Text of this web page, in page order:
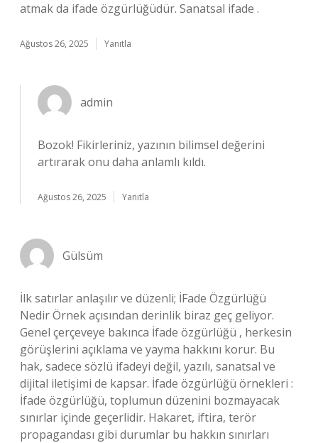
atmak da ifade özgürlüğüdür. Sanatsal ifade .
Ağustos 26, 2025 Yanıtla
admin
Bozok! Fikirleriniz, yazının bilimsel değerini
artırarak onu daha anlamlı kıldı.
Ağustos 26, 2025 Yanıtla
Gülsüm
İlk satırlar anlaşılır ve düzenli; İFade Özgürlüğü
Nedir Örnek açısından derinlik biraz geç geliyor.
Genel çerçeveye bakınca İfade özgürlüğü , herkesin
görüşlerini açıklama ve yayma hakkını korur. Bu
hak, sadece sözlü ifadeyi değil, yazılı, sanatsal ve
dijital iletişimi de kapsar. İfade özgürlüğü örnekleri :
İfade özgürlüğü, toplumun düzenini bozmayacak
sınırlar içinde geçerlidir. Hakaret, iftira, terör
propagandası gibi durumlar bu hakkın sınırları